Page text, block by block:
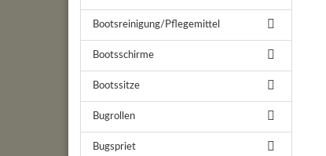
Bootsreinigung/Pflegemittel
Bootsschirme
Bootssitze
Bugrollen
Bugspriet